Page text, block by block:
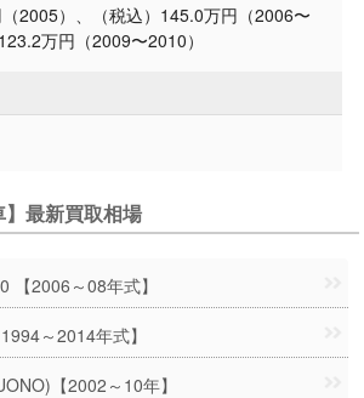
（2005）、（税込）145.0万円（2006〜
万円（2009〜2010）
】最新買取相場
【2006～08年式】
～2014年式】
【2002～10年】